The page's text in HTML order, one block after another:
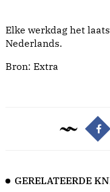
Elke werkdag het
Nederlands.
Bron: Extra
GERELATEERDE